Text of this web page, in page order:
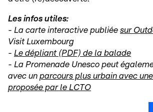
Les infos utiles:
- La carte interactive publiée sur
Visit Luxembourg
- Le dépliant (PDF) de la balade
- La Promenade Unesco peut
avec un parcours plus urbain avec
proposée par le LCTO